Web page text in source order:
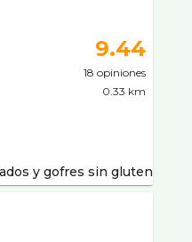
9.44
18 opiniones
0.33 km
y gofres sin gluten